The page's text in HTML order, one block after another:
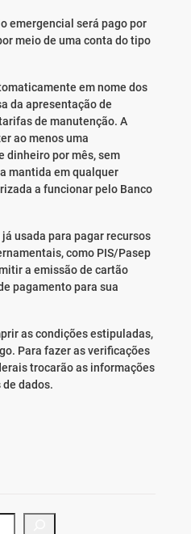
emergencial será pago por
meio de uma conta do tipo
em nome dos
da apresentação de
de manutenção. A
ao menos uma
dinheiro por mês, sem
mantida em qualquer
a funcionar pelo Banco
usada para pagar recursos
como PIS/Pasep
a emissão de cartão
pagamento para sua
as condições estipuladas,
Para fazer as verificações
trocarão as informações
dados.